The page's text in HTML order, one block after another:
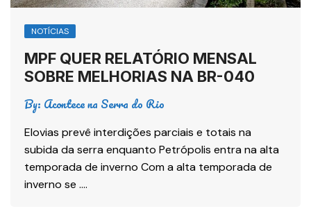
NOTÍCIAS
MPF QUER RELATÓRIO MENSAL
SOBRE MELHORIAS NA BR-040
By: Acontece na Serra do Rio
Elovias prevê interdições parciais e totais na
subida da serra enquanto Petrópolis entra na alta
temporada de inverno Com a alta temporada de
inverno se ….